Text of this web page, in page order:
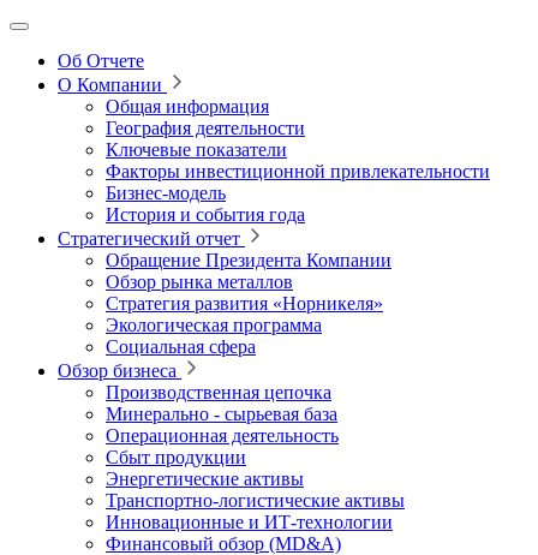
Об Отчете
О Компании
Общая информация
География деятельности
Ключевые показатели
Факторы инвестиционной привлекательности
Бизнес-модель
История и события года
Стратегический отчет
Обращение Президента Компании
Обзор рынка металлов
Стратегия развития «Норникеля»
Экологическая программа
Социальная сфера
Обзор бизнеса
Производственная цепочка
Минерально ‑ сырьевая база
Операционная деятельность
Сбыт продукции
Энергетические активы
Транспортно-логистические активы
Инновационные и ИТ‑технологии
Финансовый обзор (MD&A)